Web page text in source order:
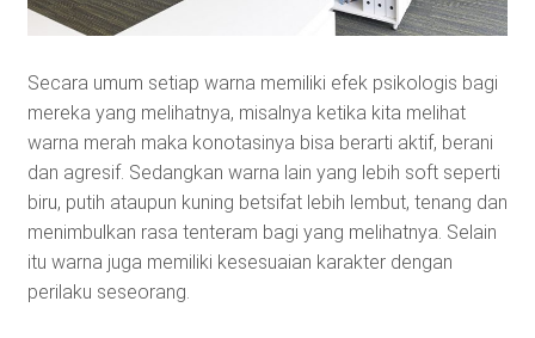
Secara umum setiap warna memiliki efek psikologis bagi
mereka yang melihatnya, misalnya ketika kita melihat
warna merah maka konotasinya bisa berarti aktif, berani
dan agresif. Sedangkan warna lain yang lebih soft seperti
biru, putih ataupun kuning betsifat lebih lembut, tenang dan
menimbulkan rasa tenteram bagi yang melihatnya. Selain
itu warna juga memiliki kesesuaian karakter dengan
perilaku seseorang.